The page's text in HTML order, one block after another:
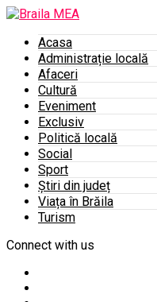
Acasa
Administrație locală
Afaceri
Cultură
Eveniment
Exclusiv
Politică locală
Social
Sport
Știri din județ
Viața în Brăila
Turism
Connect with us